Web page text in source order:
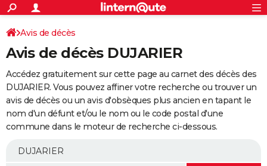
ACTUALITÉS
Politique
Société
Faits Divers
Education
Monde
Villes
+
SPORT
Coupe du monde 2026
Football
Tennis
Cyclisme
Rugby
Forum
Programme TV
TNT
Streaming
Cinéma
Sorties cinéma
Musique
+
FINANCE
Retraite
Epargne
Immobilier
Risques naturels par ville
Banque
Assurance
AUTO
Essais
Réserver un essai
Citadines
Berlines
SUV
Forum auto
+
Mobiles
Meilleur smartphone
Internet
Ordinateurs
Jeux vidéo
Guide high-tech
Avis de décès
Avis de décès DUJARIER
Accédez gratuitement sur cette page au carnet des décès des
DUJARIER. Vous pouvez affiner votre recherche ou trouver un
avis de décès ou un avis d'obsèques plus ancien en tapant le
nom d'un défunt et/ou le nom ou le code postal d'une
commune dans le moteur de recherche ci-dessous.